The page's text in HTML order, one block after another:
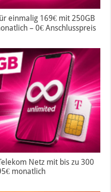
einmalig 169€ mit 250GB
– 0€ Anschlusspreis
Netz mit bis zu 300
monatlich